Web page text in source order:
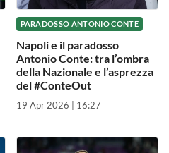
PARADOSSO ANTONIO CONTE
Napoli e il paradosso
Antonio Conte: tra l’ombra
della Nazionale e l’asprezza
del #ConteOut
19 Apr 2026 | 16:27